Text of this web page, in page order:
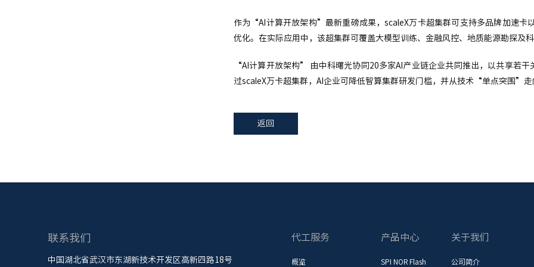
作为“AI计算开放架构”最新重磅成果，scaleX万卡超集群可支持多品牌加速卡
优化。在实际应用中，该超集群可覆盖大模型训练、金融风控、地质能源勘探及科
“AI计算开放架构” 由中科曙光协同20多家AI产业链企业共同推出，以共享若
过scaleX万卡超集群，AI企业可降低智算集群研发门槛，并从技术“单点突围”
返回
联系我们
中国湖北省武汉市东湖新技术开发区高新四路18号
代工服务
概览
产品中心
SPI NOR Flash
关于我们
公司简介